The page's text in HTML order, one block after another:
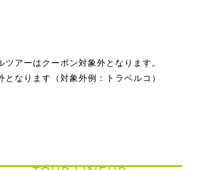
アーはクーポン対象外となります。
となります
（対象外例：トラベルコ）